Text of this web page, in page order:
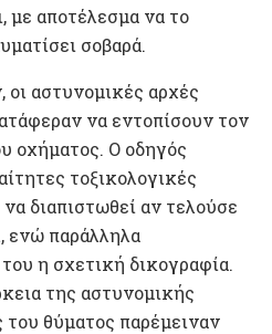
με αποτέλεσμα να το
σοβαρά.
αστυνομικές αρχές
να εντοπίσουν τον
οχήματος. Ο οδηγός
τοξικολογικές
διαπιστωθεί αν τελούσε
ενώ παράλληλα
η σχετική δικογραφία.
της αστυνομικής
του θύματος παρέμειναν